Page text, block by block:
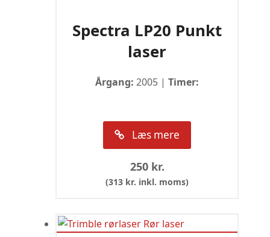
Spectra LP20 Punkt
laser
Årgang: 2005 | Timer:
Læs mere
250 kr.
(313 kr. inkl. moms)